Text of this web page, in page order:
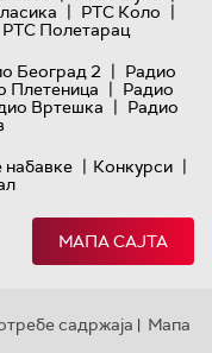
| РТС Коло |
РТС Полетарац
Београд 2 | Радио
Плетеница | Радио
Вртешка | Радио
набавке | Конкурси |
МАПА САЈТА
садржаја | Мапа